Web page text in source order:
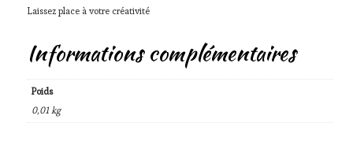
Laissez place à votre créativité
Informations complémentaires
Poids
0,01 kg